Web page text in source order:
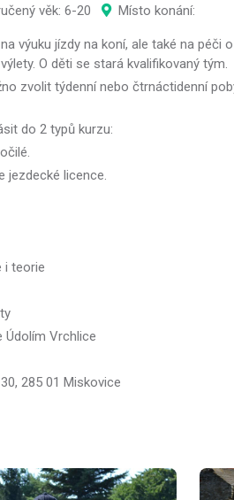
věk: 6-20 Místo konání:
výuku jízdy na koní, ale také na péči
O děti se stará kvalifikovaný tým.
zvolit týdenní nebo čtrnáctidenní
do 2 typů kurzu:
jezdecké licence.
i teorie
Vrchlice
285 01 Miskovice